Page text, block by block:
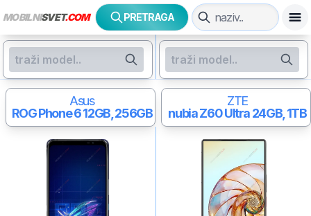
MOBILNISVET.COM PRETRAGA
Asus
ROG Phone 612GB, 256GB
ZTE
nubia Z60 Ultra24GB, 1TB